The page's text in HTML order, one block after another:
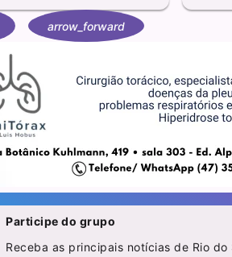
arrow_forward
Participe do grupo
Receba as principais notícias de Rio do